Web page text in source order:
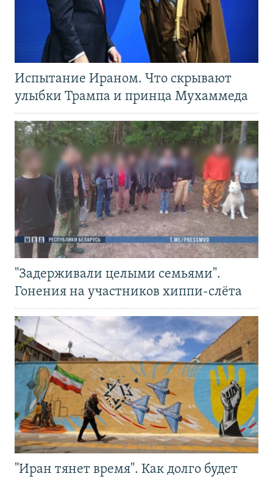
Испытание Ираном. Что скрывают
улыбки Трампа и принца Мухаммеда
"Задерживали целыми семьями".
Гонения на участников хиппи-слёта
"Иран тянет время". Как долго будет